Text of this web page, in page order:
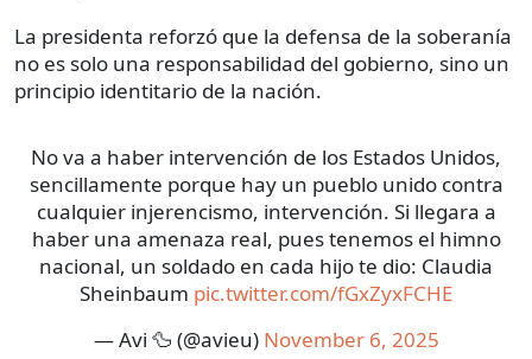
La presidenta reforzó que la defensa de la soberanía
no es solo una responsabilidad del gobierno, sino un
principio identitario de la nación.
No va a haber intervención de los Estados Unidos,
sencillamente porque hay un pueblo unido contra
cualquier injerencismo, intervención. Si llegara a
haber una amenaza real, pues tenemos el himno
nacional, un soldado en cada hijo te dio: Claudia
Sheinbaum pic.twitter.com/fGxZyxFCHE
— Avi 🦆 (@avieu) November 6, 2025